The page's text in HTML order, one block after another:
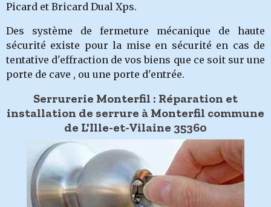
Picard et Bricard Dual Xps.
Des système de fermeture mécanique de haute
sécurité existe pour la mise en sécurité en cas de
tentative d'effraction de vos biens que ce soit sur une
porte de cave , ou une porte d'entrée.
Serrurerie Monterfil : Réparation et
installation de serrure à Monterfil commune
de L'Ille-et-Vilaine 35360